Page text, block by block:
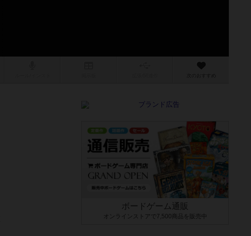
次のおすすめ
ボードゲーム通販
オンラインストアで7,500商品を販売中